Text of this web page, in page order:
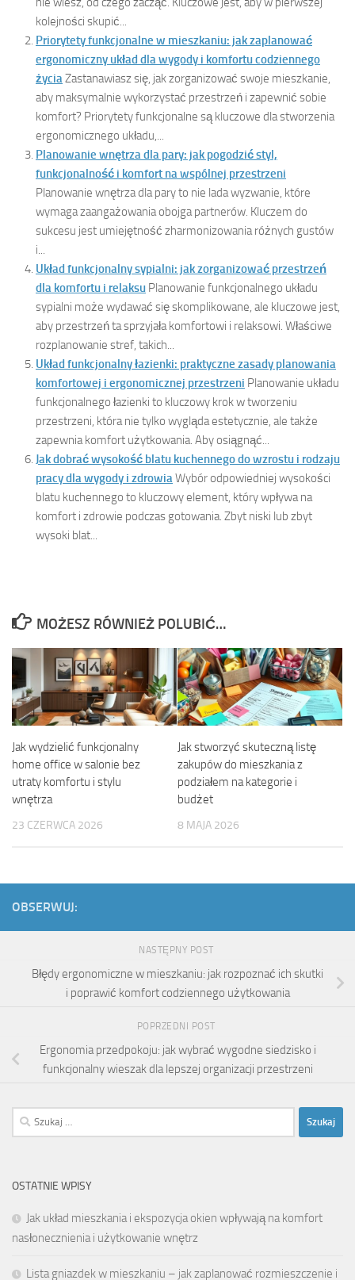
kolejności skupić...
Priorytety funkcjonalne w mieszkaniu: jak zaplanować
ergonomiczny układ dla wygody i komfortu codziennego
życiaZastanawiasz się, jak zorganizować swoje mieszkanie,
aby maksymalnie wykorzystać przestrzeń i zapewnić sobie
komfort? Priorytety funkcjonalne są kluczowe dla stworzenia
ergonomicznego układu,...
Planowanie wnętrza dla pary: jak pogodzić styl,
funkcjonalność i komfort na wspólnej przestrzeni
Planowanie wnętrza dla pary to nie lada wyzwanie, które
wymaga zaangażowania obojga partnerów. Kluczem do
sukcesu jest umiejętność zharmonizowania różnych gustów
i...
Układ funkcjonalny sypialni: jak zorganizować przestrzeń
dla komfortu i relaksu Planowanie funkcjonalnego układu
sypialni może wydawać się skomplikowane, ale kluczowe jest,
aby przestrzeń ta sprzyjała komfortowi i relaksowi. Właściwe
rozplanowanie stref, takich...
Układ funkcjonalny łazienki: praktyczne zasady planowania
komfortowej i ergonomicznej przestrzeni Planowanie układu
funkcjonalnego łazienki to kluczowy krok w tworzeniu
przestrzeni, która nie tylko wygląda estetycznie, ale także
zapewnia komfort użytkowania. Aby osiągnąć...
Jak dobrać wysokość blatu kuchennego do wzrostu i rodzaju
pracy dla wygody i zdrowiaWybór odpowiedniej wysokości
blatu kuchennego to kluczowy element, który wpływa na
komfort i zdrowie podczas gotowania. Zbyt niski lub zbyt
wysoki blat...
MOŻESZ RÓWNIEŻ POLUBIĆ…
Jak wydzielić funkcjonalny
home office w salonie bez
utraty komfortu i stylu
wnętrza
23 CZERWCA 2026
Jak stworzyć skuteczną listę
zakupów do mieszkania z
podziałem na kategorie i
budżet
8 MAJA 2026
OBSERWUJ:
NASTĘPNY POST
Błędy ergonomiczne w mieszkaniu: jak rozpoznać ich skutki
i poprawić komfort codziennego użytkowania
POPRZEDNI POST
Ergonomia przedpokoju: jak wybrać wygodne siedzisko i
funkcjonalny wieszak dla lepszej organizacji przestrzeni
Szukaj:
OSTATNIE WPISY
Jak układ mieszkania i ekspozycja okien wpływają na komfort
nasłonecznienia i użytkowanie wnętrz
Lista gniazdek w mieszkaniu – jak zaplanować rozmieszczenie i